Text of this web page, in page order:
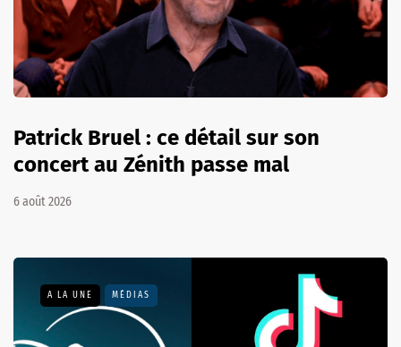
Patrick Bruel : ce détail sur son
concert au Zénith passe mal
6 août 2026
A LA UNE MÉDIAS